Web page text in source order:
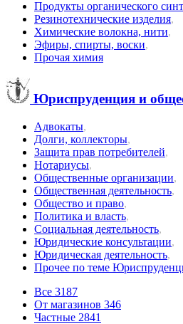
Продукты органического
Резинотехнические изделия,
Химические волокна, нити,
Эфиры, спирты, воски,
Прочая химия
Юриспруденция и
Адвокаты,
Долги, коллекторы,
Защита прав потребителей,
Нотариусы,
Общественные организации,
Общественная деятельность,
Общество и право,
Политика и власть,
Социальная деятельность,
Юридические консультации,
Юридическая деятельность,
Прочее по теме
Все 3187
От магазинов 346
Частные 2841